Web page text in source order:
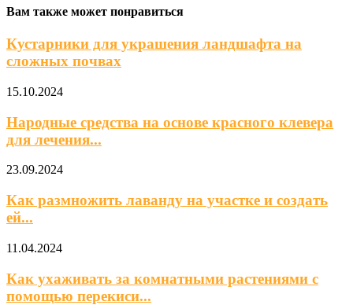
Вам также может понравиться
Кустарники для украшения ландшафта на
сложных почвах
15.10.2024
Народные средства на основе красного клевера
для лечения...
23.09.2024
Как размножить лаванду на участке и создать
ей...
11.04.2024
Как ухаживать за комнатными растениями с
помощью перекиси...